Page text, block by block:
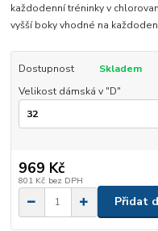
každodenní tréninky v
vyšší boky vhodné na
Dostupnost
Skladem
Velikost dámská v "D"
969 Kč
801 Kč bez DPH
Přidat